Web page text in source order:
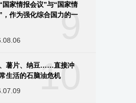
9
国家情报会议”与“国家情
，作为强化综合国力的一
10
薯片、纳豆……直接冲
生活的石脑油危机